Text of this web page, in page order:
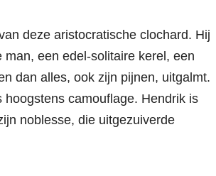
deze aristocratische clochard. Hij
een edel-solitaire kerel, een
dan alles, ook zijn pijnen, uitgalmt.
camouflage. Hendrik is
noblesse, die uitgezuiverde